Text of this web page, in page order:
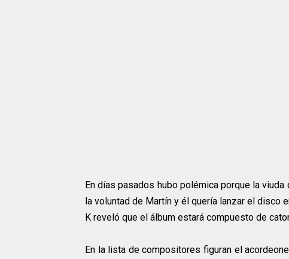
En días pasados hubo polémica porque la
la voluntad de Martín y él quería lanzar el disco
K reveló que el álbum estará compuesto de
En la lista de compositores figuran el